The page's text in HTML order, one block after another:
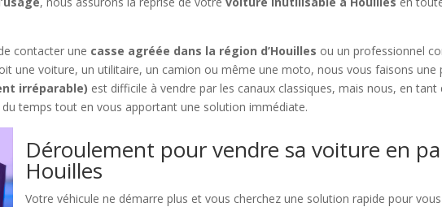
contacter une casse agréée dans la région d’Houilles ou un professionnel
une voiture, un utilitaire, un camion ou même une moto, nous vous faisons
irréparable) est difficile à vendre par les canaux classiques, mais nous, en tant
temps tout en vous apportant une solution immédiate.
Déroulement pour vendre sa voiture en
Houilles
Votre véhicule ne démarre plus et vous cherchez une solution rapide pour